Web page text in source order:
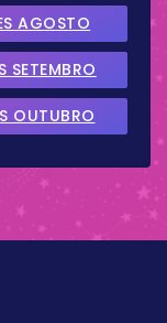
AGOSTO
SETEMBRO
OUTUBRO